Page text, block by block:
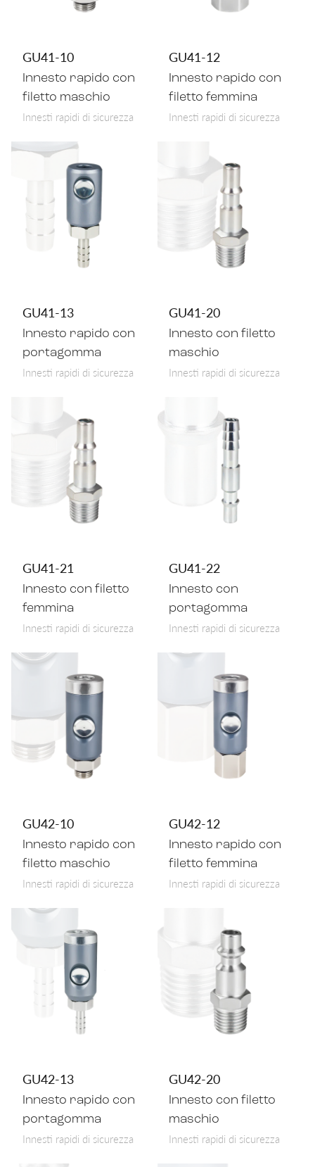
GU41-10
Innesto rapido con
filetto maschio
Innesti rapidi di sicurezza
GU41-12
Innesto rapido con
filetto femmina
Innesti rapidi di sicurezza
GU41-13
Innesto rapido con
portagomma
Innesti rapidi di sicurezza
GU41-20
Innesto con filetto
maschio
Innesti rapidi di sicurezza
GU41-21
Innesto con filetto
femmina
Innesti rapidi di sicurezza
GU41-22
Innesto con
portagomma
Innesti rapidi di sicurezza
GU42-10
Innesto rapido con
filetto maschio
Innesti rapidi di sicurezza
GU42-12
Innesto rapido con
filetto femmina
Innesti rapidi di sicurezza
GU42-13
Innesto rapido con
portagomma
Innesti rapidi di sicurezza
GU42-20
Innesto con filetto
maschio
Innesti rapidi di sicurezza